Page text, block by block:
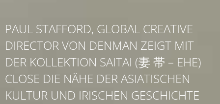
PAUL STAFFORD, GLOBAL CREATIVE
DIRECTOR VON DENMAN ZEIGT MIT
DER KOLLEKTION SAITAI (妻 帯 – EHE)
CLOSE DIE NÄHE DER ASIATISCHEN
KULTUR UND IRISCHEN GESCHICHTE